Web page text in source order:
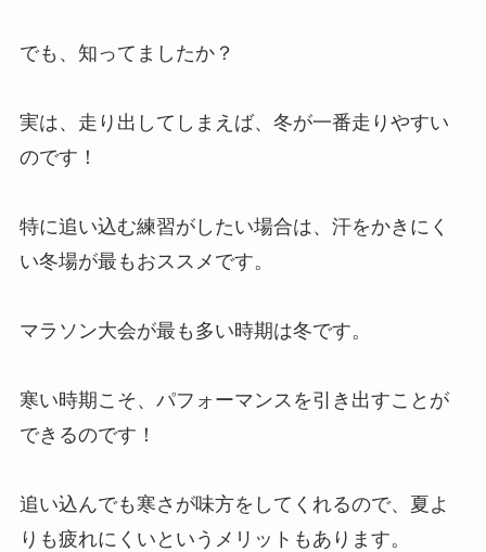
でも、知ってましたか？
実は、走り出してしまえば、冬が一番走りやすい
のです！
特に追い込む練習がしたい場合は、汗をかきにく
い冬場が最もおススメです。
マラソン大会が最も多い時期は冬です。
寒い時期こそ、パフォーマンスを引き出すことが
できるのです！
追い込んでも寒さが味方をしてくれるので、夏よ
りも疲れにくいというメリットもあります。